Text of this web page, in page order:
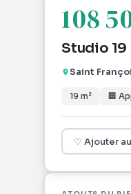
108
Studio
Saint
19 m² 🏢
♡ Ajouter